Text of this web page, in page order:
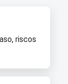
riscos